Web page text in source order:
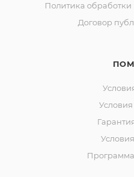
Политика
Договор
Условия
Программа